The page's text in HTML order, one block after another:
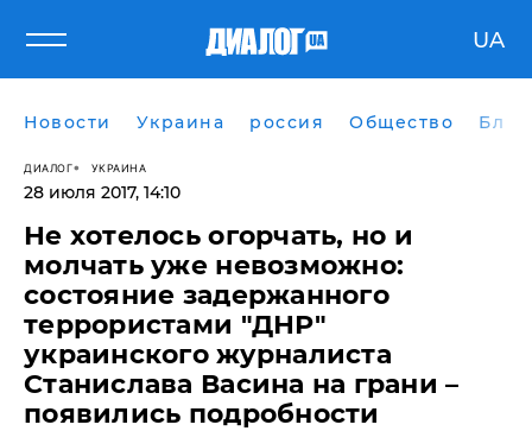
UA
Новости Украина россия Общество
ДИАЛОГ УКРАИНА
28 июля 2017, 14:10
Не хотелось огорчать, но и
молчать уже невозможно:
состояние задержанного
террористами "ДНР"
украинского журналиста
Станислава Васина на грани –
появились подробности